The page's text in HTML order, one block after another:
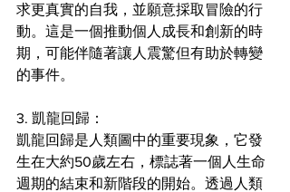
求更真實的自我，並願意採取冒險的行
動。這是一個推動個人成長和創新的時
期，可能伴隨著讓人震驚但有助於轉變
的事件。
3. 凱龍回歸：
凱龍回歸是人類圖中的重要現象，它發
生在大約50歲左右，標誌著一個人生命
週期的結束和新階段的開始。透過人類